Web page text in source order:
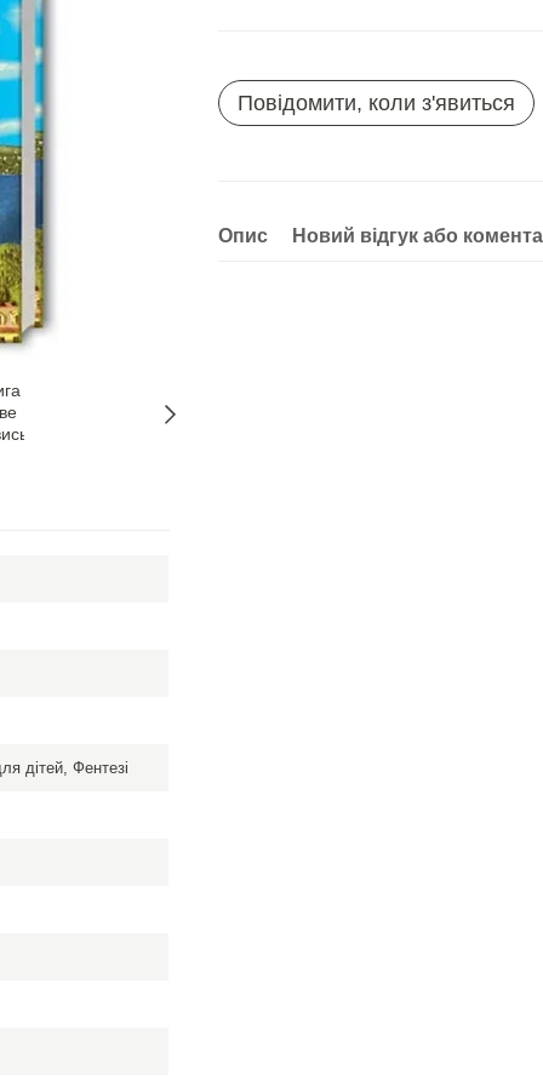
дітей, Фентезі
Повідомити, коли з'явиться
Опис Новий відгук або